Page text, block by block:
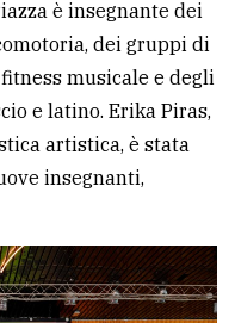
è insegnante dei
dei gruppi di
musicale e degli
e latino. Erika Piras,
artistica, è stata
insegnanti,